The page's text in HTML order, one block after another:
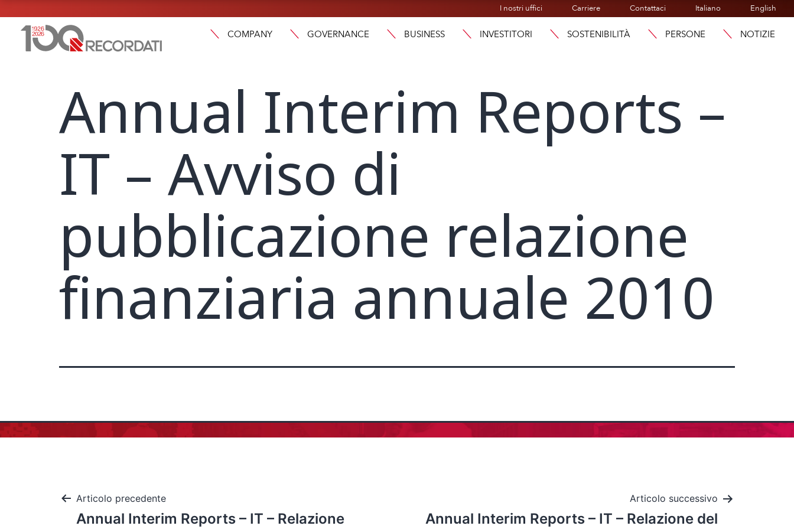
I nostri uffici Carriere Contattaci Italiano English
COMPANY GOVERNANCE BUSINESS INVESTITORI SOSTENIBILITÀ PERSONE NOTIZIE
Annual Interim Reports –
IT – Avviso di
pubblicazione relazione
finanziaria annuale 2010
Articolo precedente
Annual Interim Reports – IT – Relazione
Articolo successivo
Annual Interim Reports – IT – Relazione del